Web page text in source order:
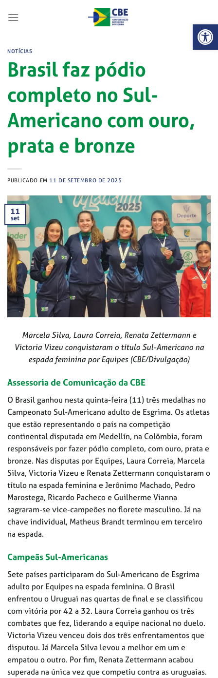
Abrir
NOTÍCIAS
Brasil faz pódio
completo no Sul-
Americano com ouro,
prata e bronze
PUBLICADO EM 11 DE SETEMBRO DE 2025
11
set
Marcela Silva, Laura Correia, Renata Zettermann e
Victoria Vizeu conquistaram o título Sul-Americano na
espada feminina por Equipes (CBE/Divulgação)
Assessoria de Comunicação da CBE
O Brasil ganhou nesta quinta-feira (11) três medalhas no
Campeonato Sul-Americano adulto de Esgrima. Os atletas
que estão representando o país na competição
continental disputada em Medellín, na Colômbia, foram
responsáveis por fazer pódio completo, com ouro, prata e
bronze. Nas disputas por Equipes, Laura Correia, Marcela
Silva, Victoria Vizeu e Renata Zettermann conquistaram o
título na espada feminina e Jerônimo Machado, Pedro
Marostega, Ricardo Pacheco e Guilherme Vianna
sagraram-se vice-campeões no florete masculino. Já na
chave individual, Matheus Brandt terminou em terceiro
na espada.
Campeãs Sul-Americanas
Sete países participaram do Sul-Americano de Esgrima
adulto por Equipes na espada feminina. O Brasil
enfrentou o Uruguai nas quartas de final e se classificou
com vitória por 42 a 32. Laura Correia ganhou os três
combates que fez, liderando a equipe nacional no duelo.
Victoria Vizeu venceu dois dos três enfrentamentos que
disputou. Já Marcela Silva levou a melhor em um e
empatou o outro. Por fim, Renata Zettermann acabou
superada na única vez que competiu contra as uruguaias.